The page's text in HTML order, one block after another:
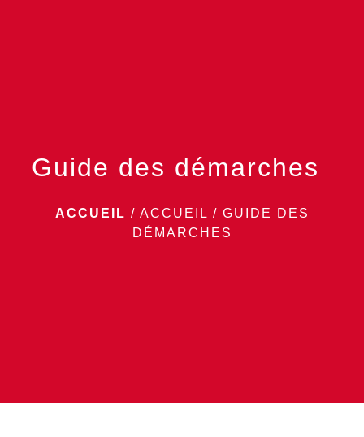
Guide des démarches
ACCUEIL / ACCUEIL / GUIDE DES
DÉMARCHES